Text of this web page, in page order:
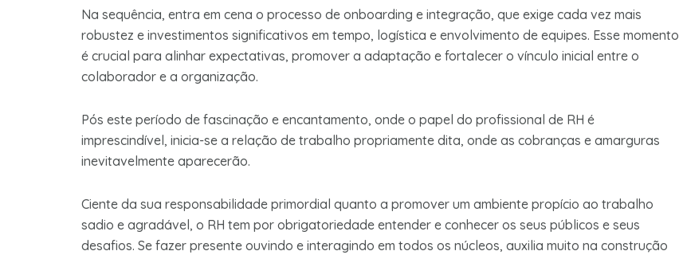
Na sequência, entra em cena o processo de onboarding e integração, que exige cada vez mais
robustez e investimentos significativos em tempo, logística e envolvimento de equipes. Esse momento
é crucial para alinhar expectativas, promover a adaptação e fortalecer o vínculo inicial entre o
colaborador e a organização.
Pós este período de fascinação e encantamento, onde o papel do profissional de RH é
imprescindível, inicia-se a relação de trabalho propriamente dita, onde as cobranças e amarguras
inevitavelmente aparecerão.
Ciente da sua responsabilidade primordial quanto a promover um ambiente propício ao trabalho
sadio e agradável, o RH tem por obrigatoriedade entender e conhecer os seus públicos e seus
desafios. Se fazer presente ouvindo e interagindo em todos os núcleos, auxilia muito na construção